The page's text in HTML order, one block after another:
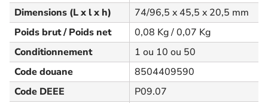
Dimensions (L x l x h)
74/96,5 x 45,5 x 20,5 mm
Poids brut / Poids net
0,08 Kg / 0,07 Kg
Conditionnement
1 ou 10 ou 50
Code douane
8504409590
Code DEEE
P09.07